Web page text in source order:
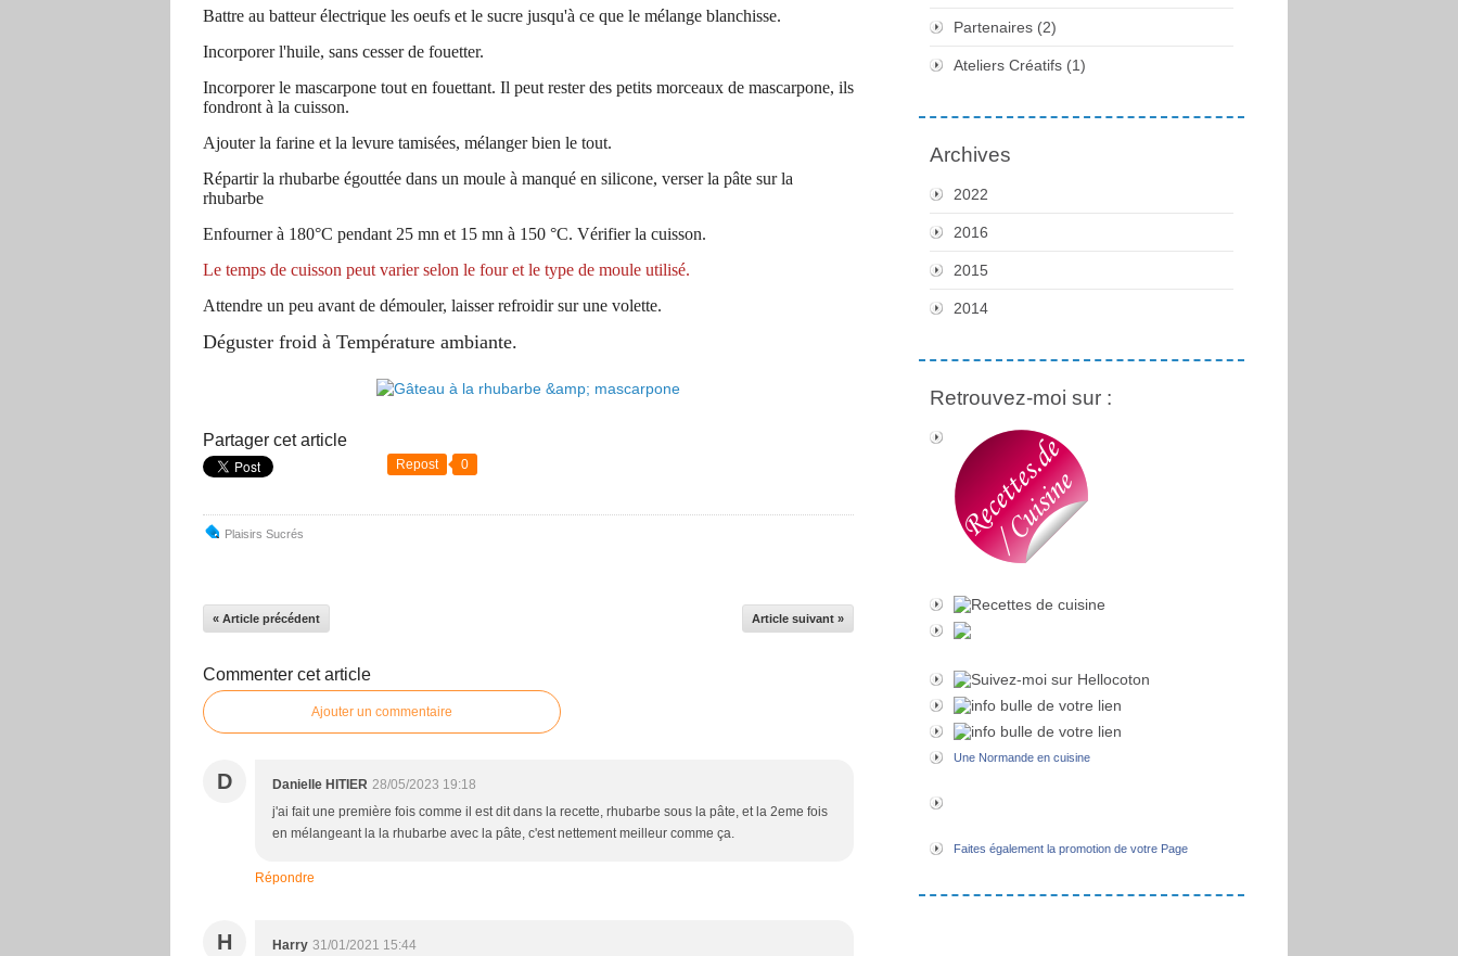
Battre au batteur électrique les oeufs et le sucre jusqu'à ce que le mélange blanchisse.
Incorporer l'huile, sans cesser de fouetter.
Incorporer le mascarpone tout en fouettant. Il peut rester des petits morceaux de mascarpone, ils
fondront à la cuisson.
Ajouter la farine et la levure tamisées, mélanger bien le tout.
Répartir la rhubarbe égouttée dans un moule à manqué en silicone, verser la pâte sur la
rhubarbe
Enfourner à 180°C pendant 25 mn et 15 mn à 150 °C. Vérifier la cuisson.
Le temps de cuisson peut varier selon le four et le type de moule utilisé.
Attendre un peu avant de démouler, laisser refroidir sur une volette.
Déguster froid à Température ambiante.
Partager cet article
Repost 0
Plaisirs Sucrés
« Article précédent Article suivant »
Commenter cet article
Ajouter un commentaire
D Danielle HITIER 28/05/2023 19:18
j'ai fait une première fois comme il est dit dans la recette, rhubarbe sous la pâte, et la 2eme fois
en mélangeant la la rhubarbe avec la pâte, c'est nettement meilleur comme ça.
Répondre
H Harry 31/01/2021 15:44
Partenaires (2)
Ateliers Créatifs (1)
Archives
2022
2016
2015
2014
Retrouvez-moi sur :
Une Normande en cuisine
Faites également la promotion de votre Page